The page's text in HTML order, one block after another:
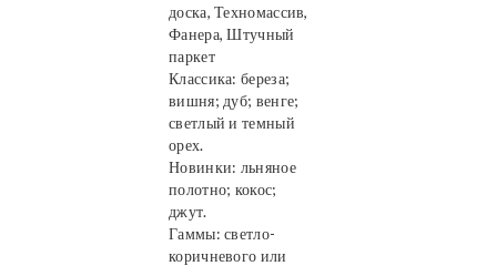
доска, Техномассив,
Фанера, Штучный
паркет
Классика: береза;
вишня; дуб; венге;
светлый и темный
орех.
Новинки: льняное
полотно; кокос;
джут.
Гаммы: светло-
коричневого или